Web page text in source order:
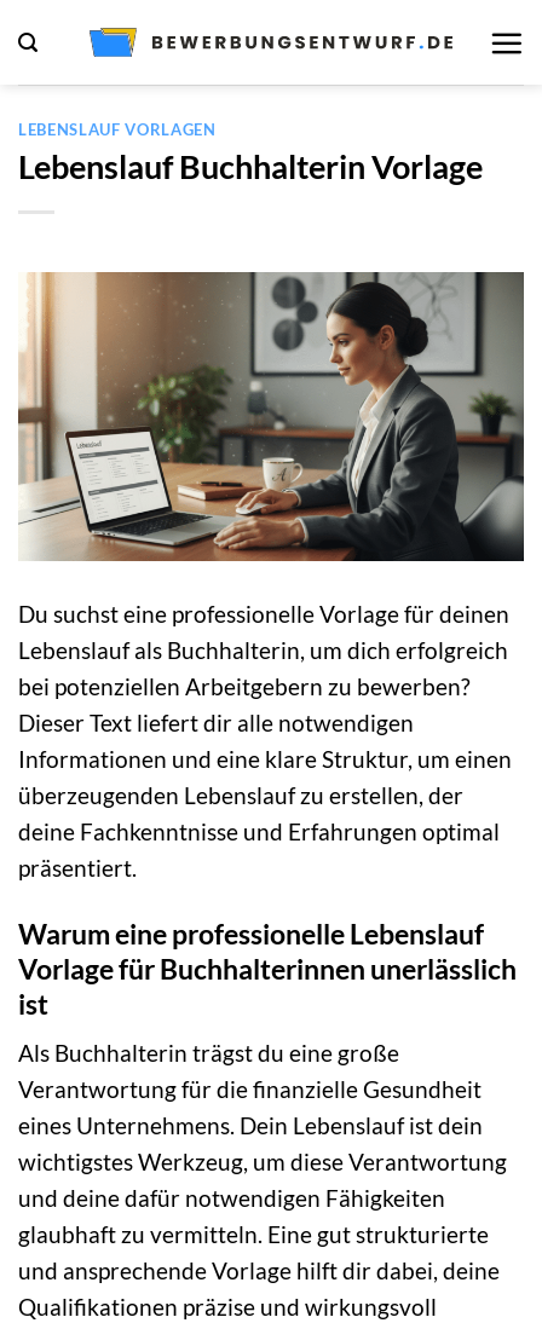
Inhalt
springen
LEBENSLAUF VORLAGEN
Lebenslauf Buchhalterin Vorlage
Du suchst eine professionelle Vorlage für deinen
Lebenslauf als Buchhalterin, um dich erfolgreich
bei potenziellen Arbeitgebern zu bewerben?
Dieser Text liefert dir alle notwendigen
Informationen und eine klare Struktur, um einen
überzeugenden Lebenslauf zu erstellen, der
deine Fachkenntnisse und Erfahrungen optimal
präsentiert.
Warum eine professionelle Lebenslauf
Vorlage für Buchhalterinnen unerlässlich
ist
Als Buchhalterin trägst du eine große
Verantwortung für die finanzielle Gesundheit
eines Unternehmens. Dein Lebenslauf ist dein
wichtigstes Werkzeug, um diese Verantwortung
und deine dafür notwendigen Fähigkeiten
glaubhaft zu vermitteln. Eine gut strukturierte
und ansprechende Vorlage hilft dir dabei, deine
Qualifikationen präzise und wirkungsvoll